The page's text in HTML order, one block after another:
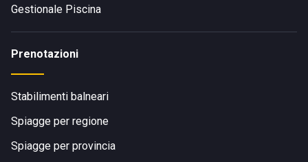
Gestionale Piscina
Prenotazioni
Stabilimenti balneari
Spiagge per regione
Spiagge per provincia